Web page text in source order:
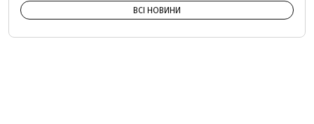
ВСІ НОВИНИ